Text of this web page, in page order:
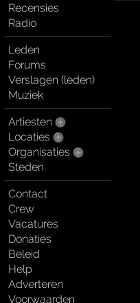
Recensies
Radio
Leden
Forums
Verslagen (leden)
Muziek
Artiesten
Locaties
Organisaties
Steden
Contact
Crew
Vacatures
Donaties
Beleid
Help
Adverteren
Voorwaarden